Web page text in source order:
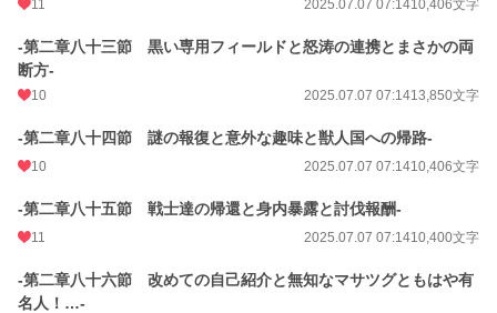
11 2025.07.07 07:1410,406文字
-第二章八十三節 黒い専用フィールドと怒涛の連携とまさかの両
断方-
10 2025.07.07 07:1413,850文字
-第二章八十四節 謎の報復と意外な趣味と獣人国への帰路-
10 2025.07.07 07:1410,406文字
-第二章八十五節 戦士達の帰還と身内暴露と討伐報酬-
11 2025.07.07 07:1410,400文字
-第二章八十六節 改めての自己紹介と無知なマサツグともはや有
名人！…-